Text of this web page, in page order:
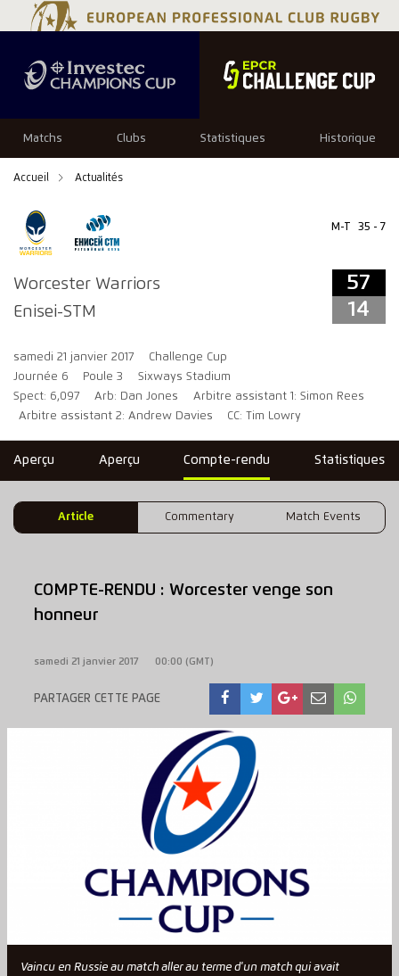
Matchs Clubs Statistiques Historique
Accueil Actualités
Worcester Warriors
Enisei-STM
M-T 35 - 7
57
14
samedi 21 janvier 2017
Challenge Cup
Journée 6
Poule 3
Sixways Stadium
Spect: 6,097
Arb: Dan Jones
Arbitre assistant 1: Simon Rees
Arbitre assistant 2: Andrew Davies
CC: Tim Lowry
57 14
Aperçu Aperçu Compte-rendu Statistiques
Article Commentary Match Events
COMPTE-RENDU : Worcester venge son
honneur
samedi 21 janvier 2017 00:00 (GMT)
PARTAGER CETTE PAGE
Vaincu en Russie au match aller au terme d'un match qui avait